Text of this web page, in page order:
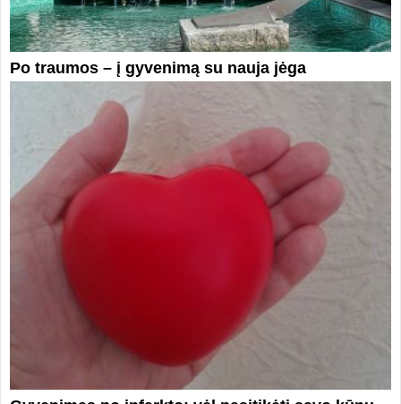
Po traumos – į gyvenimą su nauja jėga